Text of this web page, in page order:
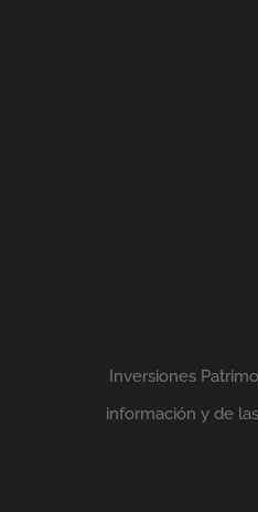
Inversiones
información y de